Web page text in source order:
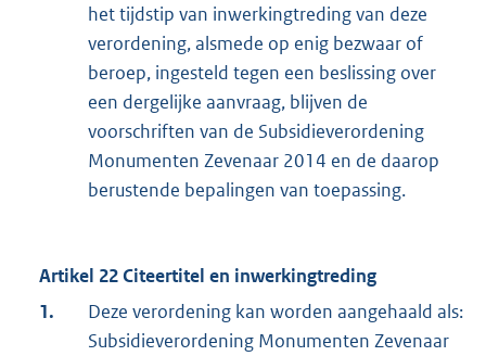
het tijdstip van inwerkingtreding van deze
verordening, alsmede op enig bezwaar of
beroep, ingesteld tegen een beslissing over
een dergelijke aanvraag, blijven de
voorschriften van de Subsidieverordening
Monumenten Zevenaar 2014 en de daarop
berustende bepalingen van toepassing.
Artikel 22 Citeertitel en inwerkingtreding
1.
Deze verordening kan worden aangehaald als:
Subsidieverordening Monumenten Zevenaar